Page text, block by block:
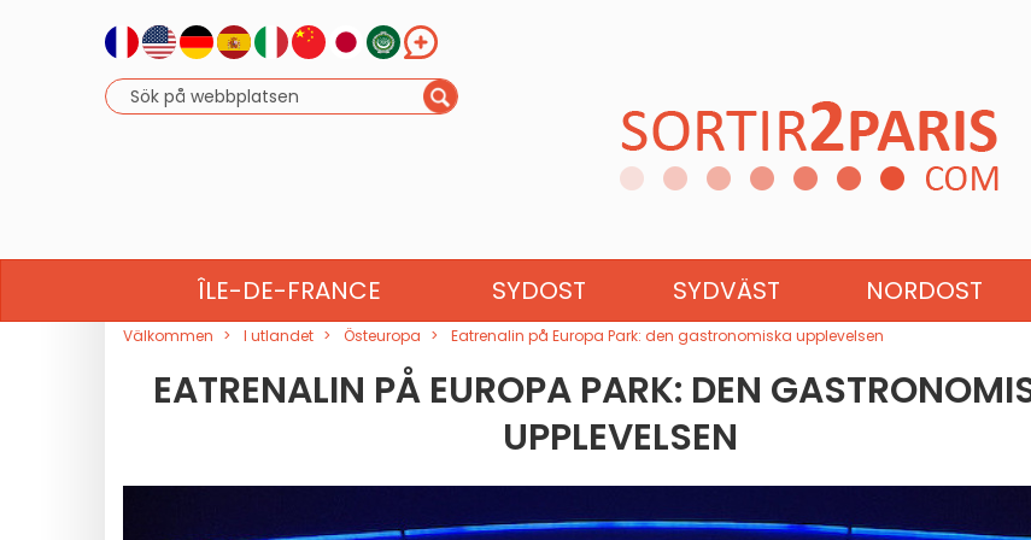
ÎLE-DE-FRANCE SYDOST SYDVÄST NORDOST
NORDAFRIKA NORDEUROPA SYDEUROPA
Välkommen I utlandet Östeuropa Eatrenalin på Europa Park: den gastronomiska upplevelsen
EATRENALIN PÅ EUROPA PARK: DEN
UPPLEVELSEN